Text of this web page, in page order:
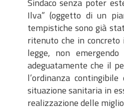
Sindaco senza poter
Ilva” (oggetto di un
tempistiche sono già
ritenuto che in
legge, non
adeguatamente che il
l’ordinanza
situazione sanitaria in
realizzazione delle